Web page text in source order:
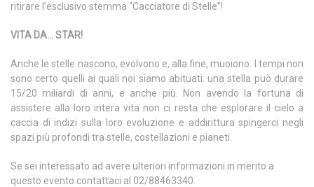
ritirare l’esclusivo stemma “Cacciatore di Stelle”!
VITA DA… STAR!
Anche le stelle nascono, evolvono e, alla fine, muoiono. I tempi non
sono certo quelli ai quali noi siamo abituati: una stella può durare
15/20 miliardi di anni, e anche più. Non avendo la fortuna di
assistere alla loro intera vita non ci resta che esplorare il cielo a
caccia di indizi sulla loro evoluzione e addirittura spingerci negli
spazi più profondi tra stelle, costellazioni e pianeti.
Se sei interessato ad avere ulteriori informazioni in merito a
questo evento contattaci al 02/88463340.